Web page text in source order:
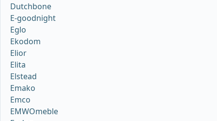
Dutchbone
E-goodnight
Eglo
Ekodom
Elior
Elita
Elstead
Emako
Emco
EMWOmeble